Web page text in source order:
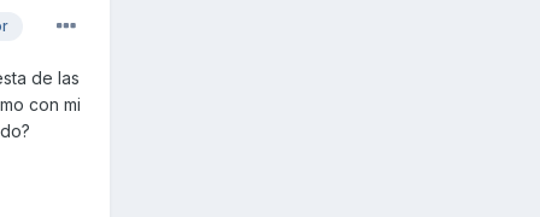
de las
con mi